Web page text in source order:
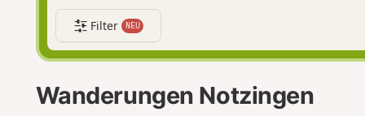
Filter NEU
Wanderungen Notzingen